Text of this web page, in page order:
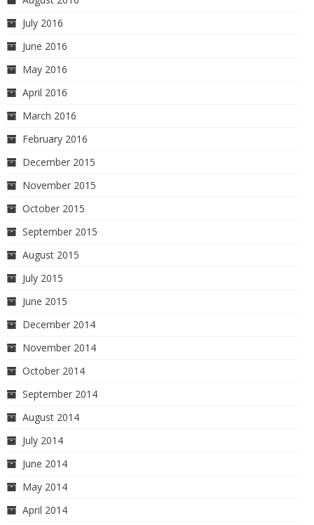
July 2016
June 2016
May 2016
April 2016
March 2016
February 2016
December 2015
November 2015
October 2015
September 2015
August 2015
July 2015
June 2015
December 2014
November 2014
October 2014
September 2014
August 2014
July 2014
June 2014
May 2014
April 2014